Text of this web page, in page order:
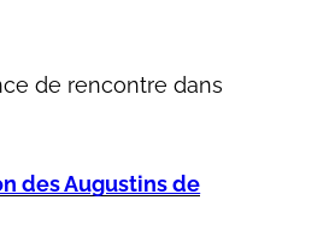
de rencontre dans
des Augustins de